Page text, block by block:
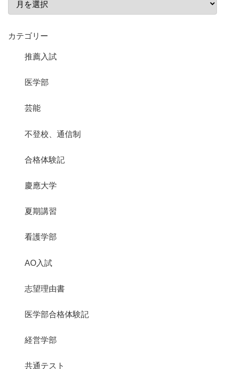
カテゴリー
推薦入試
医学部
芸能
不登校、通信制
合格体験記
慶應大学
夏期講習
看護学部
AO入試
志望理由書
医学部合格体験記
経営学部
共通テスト